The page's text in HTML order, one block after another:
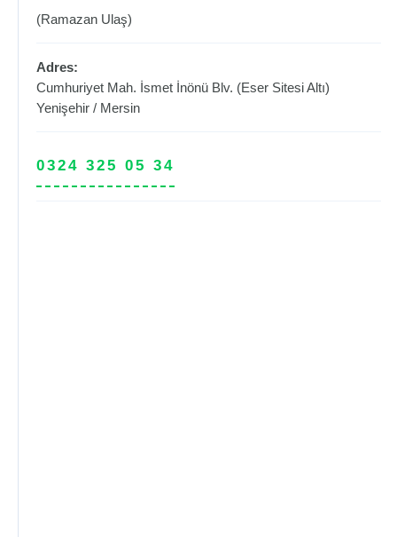
(Ramazan Ulaş)
Adres:
Cumhuriyet Mah. İsmet İnönü Blv. (Eser Sitesi Altı)
Yenişehir / Mersin
0324 325 05 34